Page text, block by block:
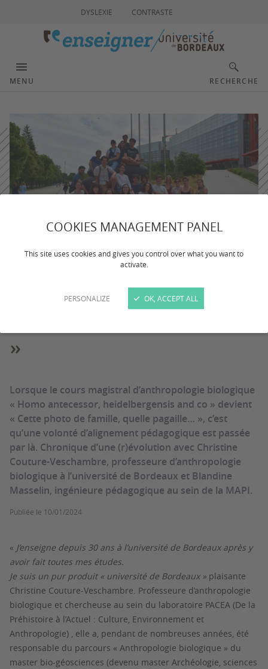
COOKIES MANAGEMENT PANEL
This site uses cookies and gives you control over what you want to
activate.
PERSONALIZE OK, ACCEPT ALL
DYSLEXIE CONTRASTE
MENU RECHERCHE
Sciences de l'Homme
« Apprendre autrement
»
Lorsque le cours magistral d’anthropologie biologique
« Homo antecessor, heidelbergensis and co » devient
« Cette photo de famille, quelle pagaille… », c’est
qu’une volonté d’alignement pédagogique est passée
par là. Chronique d’une (r)évolution avec Christine
Couture-Veschambre, professeure d’anthropologie
biologique à l’université de Bordeaux et Blandine
Masselin, ingénieure pédagogique au sein de la MAPI.
Publiée le 10/01/2024
« J’enseigne depuis 30 ans à l’université de Bordeaux après y
avoir fait toutes mes études.
Je suis un pur produit « université de Bordeaux » plaisante
Christine Couture-Veschambre. Professeure d’anthropologie
biologique et chercheuse au sein du laboratoire PACEA (De la
Préhistoire à l’Actuel : Culture, Environnement et
Anthropologie) , elle a, pendant de nombreuses années, été
responsable du parcours « Anthropologie biologique » du
master bio-géosciences (devenu master Archéologie, sciences